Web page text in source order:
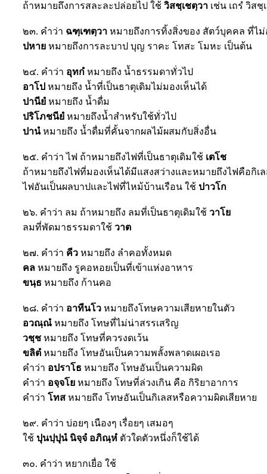
ถ้าหมายถึงการสละละปล่อยไป ใช้ วิสชฺเชตฺวา เช่น เถรํ วิสชฺ
๒๓. คำว่า ฉฑฺเฑตฺวา หมายถึงการทิ้งสิ่งของ สัตว์บุคคล ที่ไม่
ปหาย หมายถึงการละบาป บุญ ราคะ โทสะ โมหะ เป็นต้น
๒๔. คำว่า อุทกํ หมายถึง น้ำธรรมดาทั่วไป
อาโป หมายถึง น้ำที่เป็นธาตุเดิมไม่มองเห็นได้
ปานียํ หมายถึง น้ำดื่ม
ปริโภชนียํ หมายถึงน้ำสำหรับใช้ทั่วไป
ปานํหมายถึง น้ำดื่มที่คั้นจากผลไม้ผสมกับสิ่งอื่น
๒๕. คำว่า ไฟ ถ้าหมายถึงไฟที่เป็นธาตุเดิมใช้ เตโช
ถ้าหมายถึงไฟที่มองเห็นได้มีแสงสว่างและหมายถึงไฟคือกิเ
ไฟอันเป็นผลบาปและไฟที่ไหม้บ้านเรือน ใช้ ปาวโก
๒๖. คำว่า ลม ถ้าหมายถึง ลมที่เป็นธาตุเดิมใช้ วาโย
ลมที่พัดมาธรรมดาใช้ วาต
๒๗. คำว่า คีว หมายถึง ลำคอทั้งหมด
คล หมายถึง รูคอหอยเป็นที่เข้าแห่งอาหาร
ขนฺธ หมายถึง ก้านคอ
๒๘. คำว่า อาทีนโว หมายถึงโทษความเสียหายในตัว
อวณฺณํ หมายถึง โทษที่ไม่น่าสรรเสริญ
วชฺช หมายถึง โทษที่ควรงดเว้น
ขลิตํ หมายถึง โทษอันเป็นความพลั้งพลาดเผอเรอ
คำว่า อปราโธ หมายถึง โทษอันเป็นความผิด
คำว่า อจฺจโย หมายถึง โทษที่ล่วงเกิน คือ กิริยาอาการ
คำว่า โทส หมายถึง โทษอันเป็นกิเลสหรือความผิดเสียหาย
๒๙. คำว่า บ่อยๆ เนืองๆ เรื่อยๆ เสมอๆ
ใช้ ปุนปฺปุนํ นิจฺจํ อภิณฺหํ ตัวใดตัวหนึ่งก็ใช้ได้
๓๐. คำว่า หยากเยื่อ ใช้